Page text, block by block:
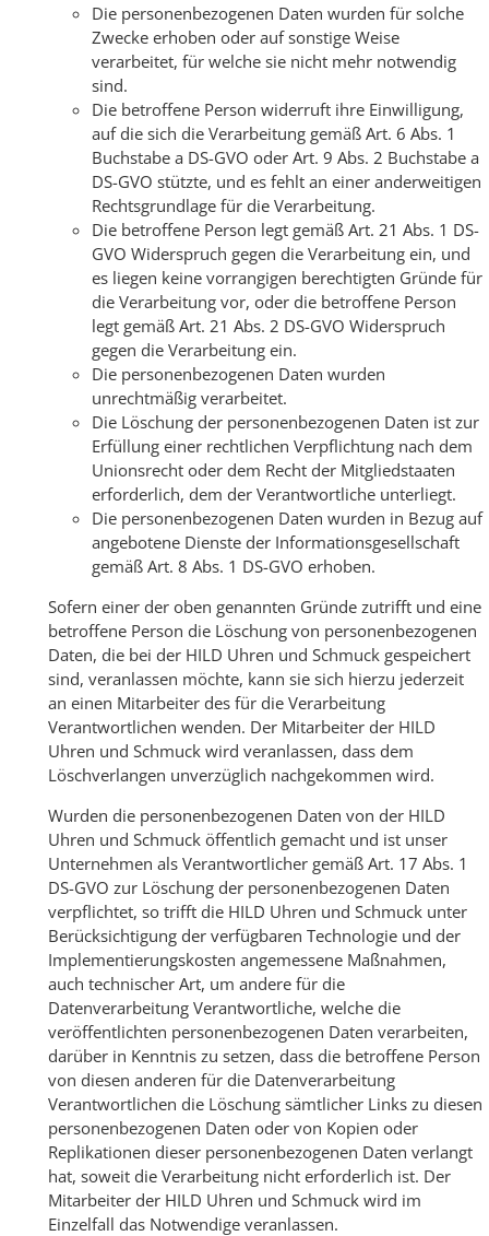
Die personenbezogenen Daten wurden für solche
Zwecke erhoben oder auf sonstige Weise
verarbeitet, für welche sie nicht mehr notwendig
sind.
Die betroffene Person widerruft ihre Einwilligung,
auf die sich die Verarbeitung gemäß Art. 6 Abs. 1
Buchstabe a DS-GVO oder Art. 9 Abs. 2 Buchstabe a
DS-GVO stützte, und es fehlt an einer anderweitigen
Rechtsgrundlage für die Verarbeitung.
Die betroffene Person legt gemäß Art. 21 Abs. 1 DS-
GVO Widerspruch gegen die Verarbeitung ein, und
es liegen keine vorrangigen berechtigten Gründe für
die Verarbeitung vor, oder die betroffene Person
legt gemäß Art. 21 Abs. 2 DS-GVO Widerspruch
gegen die Verarbeitung ein.
Die personenbezogenen Daten wurden
unrechtmäßig verarbeitet.
Die Löschung der personenbezogenen Daten ist zur
Erfüllung einer rechtlichen Verpflichtung nach dem
Unionsrecht oder dem Recht der Mitgliedstaaten
erforderlich, dem der Verantwortliche unterliegt.
Die personenbezogenen Daten wurden in Bezug auf
angebotene Dienste der Informationsgesellschaft
gemäß Art. 8 Abs. 1 DS-GVO erhoben.
Sofern einer der oben genannten Gründe zutrifft und eine
betroffene Person die Löschung von personenbezogenen
Daten, die bei der HILD Uhren und Schmuck gespeichert
sind, veranlassen möchte, kann sie sich hierzu jederzeit
an einen Mitarbeiter des für die Verarbeitung
Verantwortlichen wenden. Der Mitarbeiter der HILD
Uhren und Schmuck wird veranlassen, dass dem
Löschverlangen unverzüglich nachgekommen wird.
Wurden die personenbezogenen Daten von der HILD
Uhren und Schmuck öffentlich gemacht und ist unser
Unternehmen als Verantwortlicher gemäß Art. 17 Abs. 1
DS-GVO zur Löschung der personenbezogenen Daten
verpflichtet, so trifft die HILD Uhren und Schmuck unter
Berücksichtigung der verfügbaren Technologie und der
Implementierungskosten angemessene Maßnahmen,
auch technischer Art, um andere für die
Datenverarbeitung Verantwortliche, welche die
veröffentlichten personenbezogenen Daten verarbeiten,
darüber in Kenntnis zu setzen, dass die betroffene Person
von diesen anderen für die Datenverarbeitung
Verantwortlichen die Löschung sämtlicher Links zu diesen
personenbezogenen Daten oder von Kopien oder
Replikationen dieser personenbezogenen Daten verlangt
hat, soweit die Verarbeitung nicht erforderlich ist. Der
Mitarbeiter der HILD Uhren und Schmuck wird im
Einzelfall das Notwendige veranlassen.